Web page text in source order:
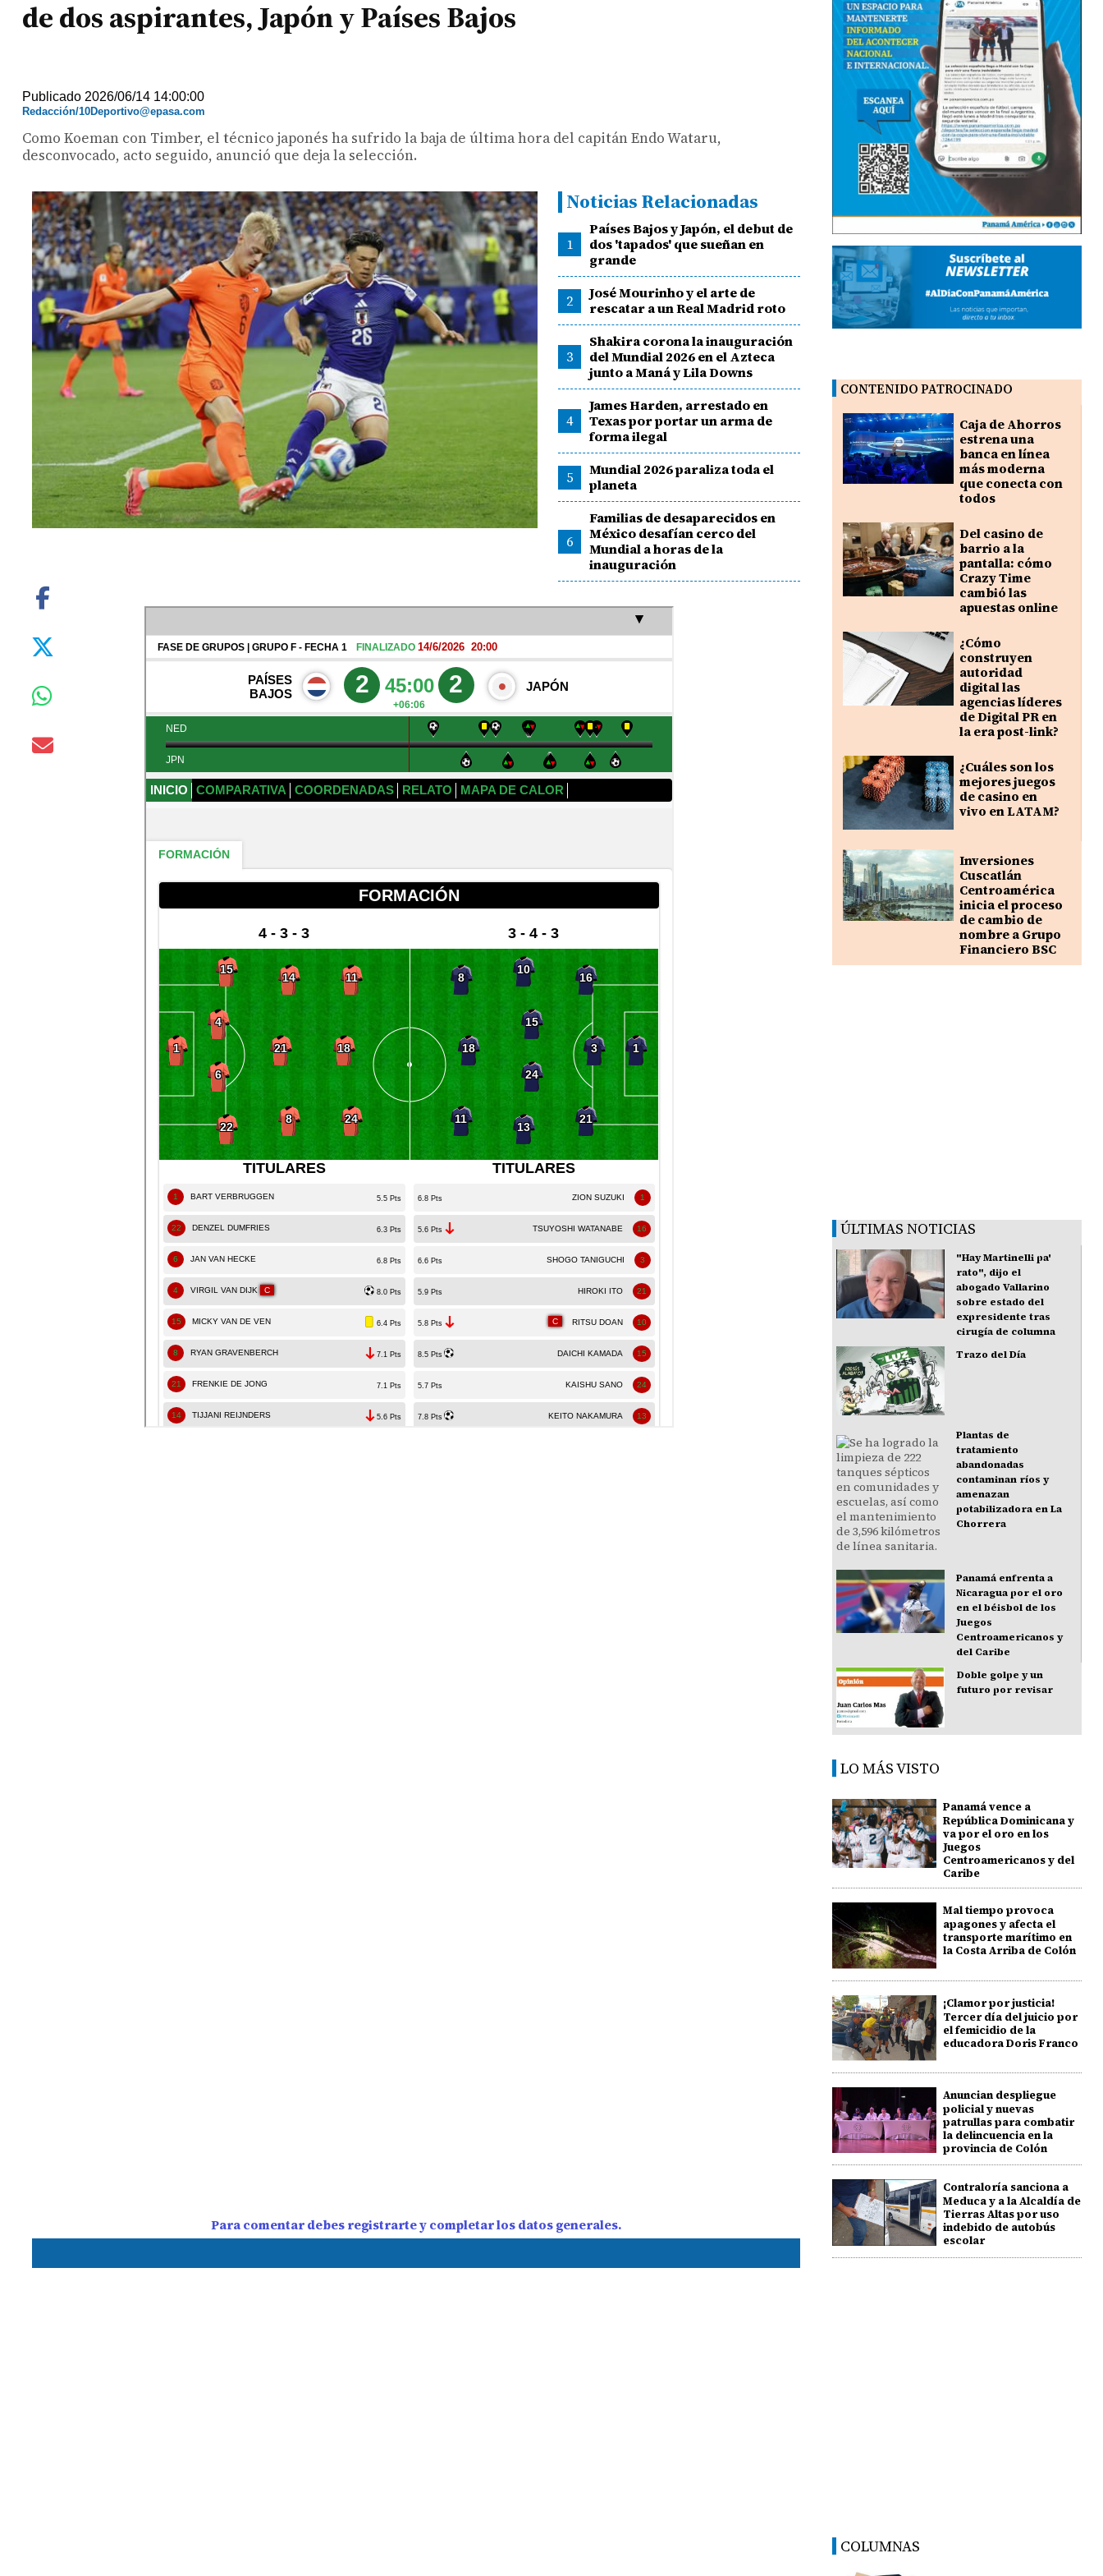
de dos aspirantes, Japón y Países Bajos
Publicado 2026/06/14 14:00:00
Redacción/10Deportivo@epasa.com
Como Koeman con Timber, el técnico japonés ha sufrido la baja de última hora del capitán Endo Wataru,
desconvocado, acto seguido, anunció que deja la selección.
Noticias Relacionadas
1
Países Bajos y Japón, el debut de
dos 'tapados' que sueñan en
grande
2
José Mourinho y el arte de
rescatar a un Real Madrid roto
3
Shakira corona la inauguración
del Mundial 2026 en el Azteca
junto a Maná y Lila Downs
4
James Harden, arrestado en
Texas por portar un arma de
forma ilegal
5
Mundial 2026 paraliza toda el
planeta
6
Familias de desaparecidos en
México desafían cerco del
Mundial a horas de la
inauguración
Para comentar debes registrarte y completar los datos generales.
CONTENIDO PATROCINADO
Caja de Ahorros
estrena una
banca en línea
más moderna
que conecta con
todos
Del casino de
barrio a la
pantalla: cómo
Crazy Time
cambió las
apuestas online
¿Cómo
construyen
autoridad
digital las
agencias líderes
de Digital PR en
la era post-link?
¿Cuáles son los
mejores juegos
de casino en
vivo en LATAM?
Inversiones
Cuscatlán
Centroamérica
inicia el proceso
de cambio de
nombre a Grupo
Financiero BSC
ÚLTIMAS NOTICIAS
"Hay Martinelli pa'
rato", dijo el
abogado Vallarino
sobre estado del
expresidente tras
cirugía de columna
Trazo del Día
Plantas de
tratamiento
abandonadas
contaminan ríos y
amenazan
potabilizadora en La
Chorrera
Panamá enfrenta a
Nicaragua por el oro
en el béisbol de los
Juegos
Centroamericanos y
del Caribe
Doble golpe y un
futuro por revisar
LO MÁS VISTO
Panamá vence a
República Dominicana y
va por el oro en los
Juegos
Centroamericanos y del
Caribe
Mal tiempo provoca
apagones y afecta el
transporte marítimo en
la Costa Arriba de Colón
¡Clamor por justicia!
Tercer día del juicio por
el femicidio de la
educadora Doris Franco
Anuncian despliegue
policial y nuevas
patrullas para combatir
la delincuencia en la
provincia de Colón
Contraloría sanciona a
Meduca y a la Alcaldía de
Tierras Altas por uso
indebido de autobús
escolar
COLUMNAS